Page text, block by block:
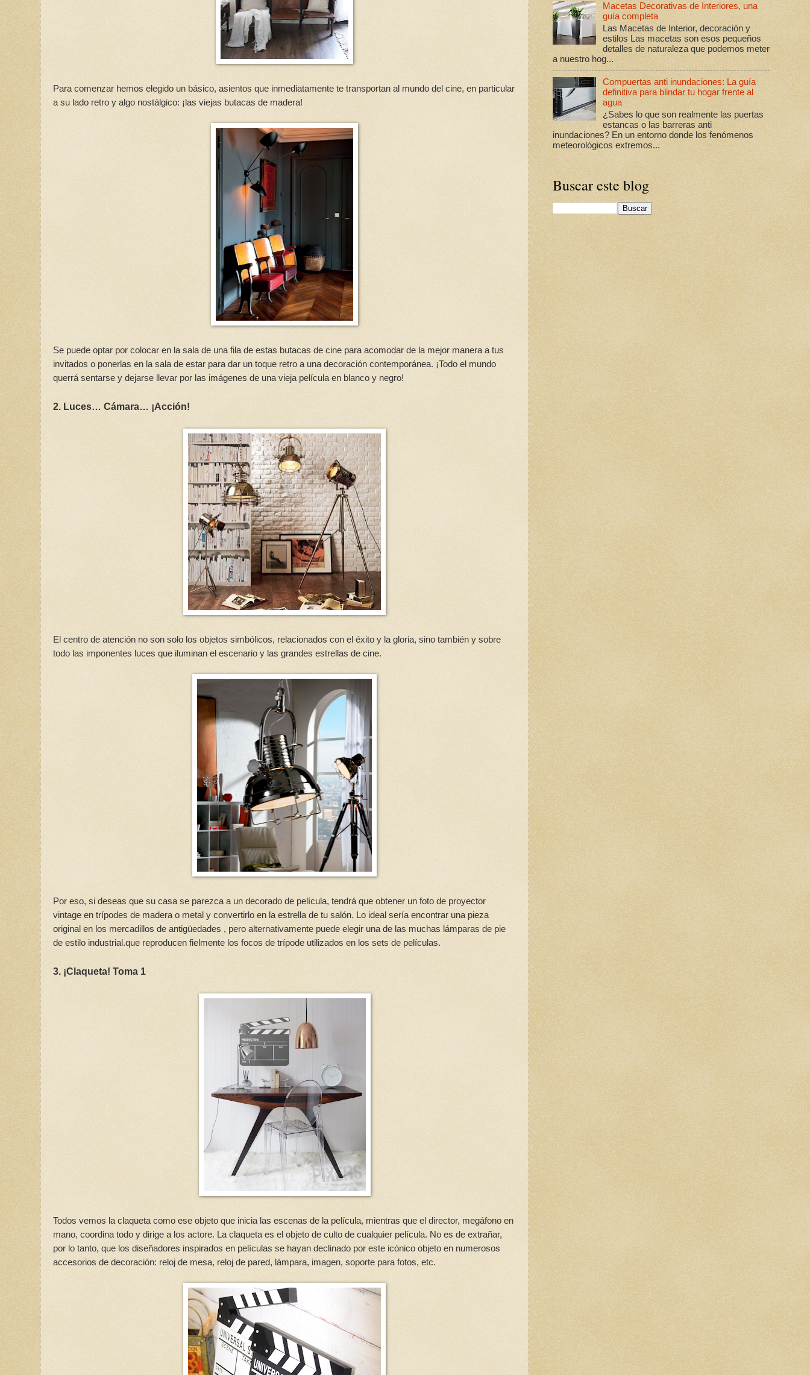
Para comenzar hemos elegido un básico, asientos que inmediatamente te transportan al mundo del cine, en particular
a su lado retro y algo nostálgico: ¡las viejas butacas de madera!
Se puede optar por colocar en la sala de una fila de estas butacas de cine para acomodar de la mejor manera a tus
invitados o ponerlas en la sala de estar para dar un toque retro a una decoración contemporánea. ¡Todo el mundo
querrá sentarse y dejarse llevar por las imágenes de una vieja película en blanco y negro!
2. Luces… Cámara… ¡Acción!
El centro de atención no son solo los objetos simbólicos, relacionados con el éxito y la gloria, sino también y sobre
todo las imponentes luces que iluminan el escenario y las grandes estrellas de cine.
Por eso, si deseas que su casa se parezca a un decorado de película, tendrá que obtener un foto de proyector
vintage en trípodes de madera o metal y convertirlo en la estrella de tu salón. Lo ideal sería encontrar una pieza
original en los mercadillos de antigüedades , pero alternativamente puede elegir una de las muchas lámparas de pie
de estilo industrial.que reproducen fielmente los focos de trípode utilizados en los sets de películas.
3. ¡Claqueta! Toma 1
Todos vemos la claqueta como ese objeto que inicia las escenas de la película, mientras que el director, megáfono en
mano, coordina todo y dirige a los actore. La claqueta es el objeto de culto de cualquier película. No es de extrañar,
por lo tanto, que los diseñadores inspirados en películas se hayan declinado por este icónico objeto en numerosos
accesorios de decoración: reloj de mesa, reloj de pared, lámpara, imagen, soporte para fotos, etc.
Macetas Decorativas de Interiores, una
guía completa
Las Macetas de Interior, decoración y
estilos Las macetas son esos pequeños
detalles de naturaleza que podemos meter
a nuestro hog...
Compuertas anti inundaciones: La guía
definitiva para blindar tu hogar frente al
agua
¿Sabes lo que son realmente las puertas
estancas o las barreras anti
inundaciones? En un entorno donde los fenómenos
meteorológicos extremos...
Buscar este blog